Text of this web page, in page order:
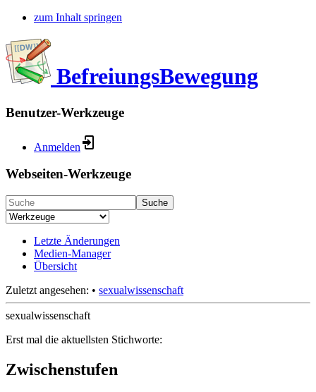
zum Inhalt springen
BefreiungsBewegung
Benutzer-Werkzeuge
Anmelden
Webseiten-Werkzeuge
Suche
Letzte Änderungen
Medien-Manager
Übersicht
Zuletzt angesehen: • sexualwissenschaft
sexualwissenschaft
Erst mal die aktuellsten Stichworte:
Zwischenstufen